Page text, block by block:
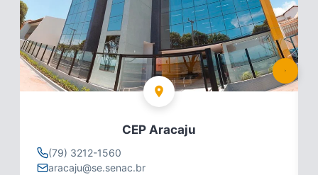
CEP Aracaju
(79) 3212-1560
aracaju@se.senac.br